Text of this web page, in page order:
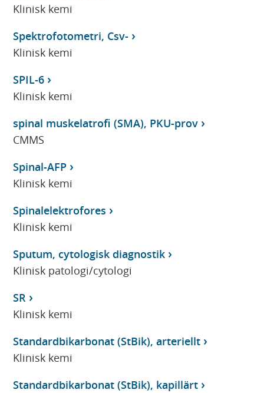
Klinisk kemi
Spektrofotometri, Csv-
Klinisk kemi
SPIL-6
Klinisk kemi
spinal muskelatrofi (SMA), PKU-prov
CMMS
Spinal-AFP
Klinisk kemi
Spinalelektrofores
Klinisk kemi
Sputum, cytologisk diagnostik
Klinisk patologi/cytologi
SR
Klinisk kemi
Standardbikarbonat (StBik), arteriellt
Klinisk kemi
Standardbikarbonat (StBik), kapillärt